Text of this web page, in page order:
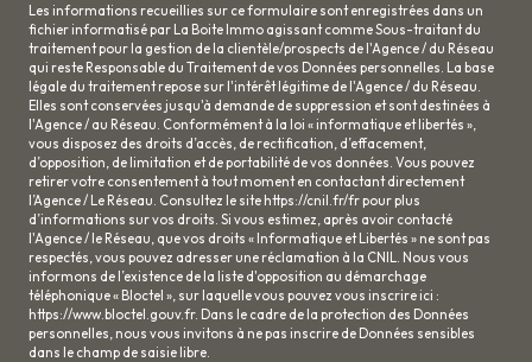
Les informations recueillies sur ce formulaire sont enregistrées dans un
fichier informatisé par La Boite Immo agissant comme Sous-traitant du
traitement pour la gestion de la clientèle/prospects de l'Agence / du Réseau
qui reste Responsable du Traitement de vos Données personnelles. La base
légale du traitement repose sur l'intérêt légitime de l'Agence / du Réseau.
Elles sont conservées jusqu'à demande de suppression et sont destinées à
l'Agence / au Réseau. Conformément à la loi « informatique et libertés »,
vous disposez des droits d’accès, de rectification, d’effacement,
d’opposition, de limitation et de portabilité de vos données. Vous pouvez
retirer votre consentement à tout moment en contactant directement
l’Agence / Le Réseau. Consultez le site https://cnil.fr/frpour plus
d’informations sur vos droits. Si vous estimez, après avoir contacté
l'Agence / le Réseau, que vos droits « Informatique et Libertés » ne sont pas
respectés, vous pouvez adresser une réclamation à la CNIL. Nous vous
informons de l’existence de la liste d'opposition au démarchage
téléphonique « Bloctel », sur laquelle vous pouvez vous inscrire ici :
https://www.bloctel.gouv.fr. Dans le cadre de la protection des Données
personnelles, nous vous invitons à ne pas inscrire de Données sensibles
dans le champ de saisie libre.